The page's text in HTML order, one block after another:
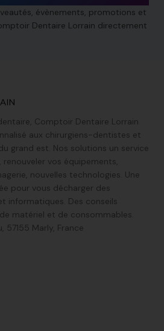
évènements, promotions et
Dentaire Lorrain directement
Comptoir Dentaire Lorrain
aux chirurgiens-dentistes et
grand est. Nos solutions un service
vos équipements,
nouvelles technologies. Une
pour vous décharger des
informatiques. Des conseils
matériel et de consommables.
57155 Marly, France​